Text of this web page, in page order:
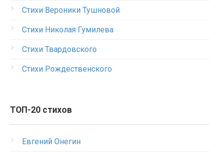
Стихи Вероники Тушновой
Стихи Николая Гумилева
Стихи Твардовского
Стихи Рождественского
ТОП-20 стихов
Евгений Онегин